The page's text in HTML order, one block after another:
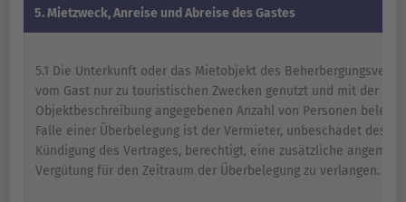
5. Mietzweck, Anreise und Abreise des Gastes
5.1 Die Unterkunft oder das Mietobjekt des
vom Gast nur zu touristischen Zwecken genutzt und mit der in
Objektbeschreibung angegebenen Anzahl von Personen belegt
Falle einer Überbelegung ist der Vermieter, unbeschadet des
Kündigung des Vertrages, berechtigt, eine zusätzliche
Vergütung für den Zeitraum der Überbelegung zu verlangen.